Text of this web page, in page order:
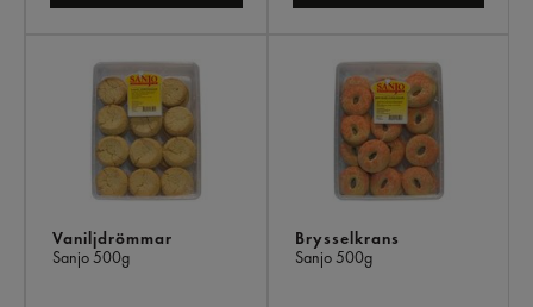
Vaniljdrömmar
Sanjo500g
Brysselkrans
Sanjo500g